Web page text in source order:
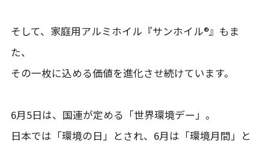
そして、家庭用アルミホイル『サンホイル®』もま
た、
その一枚に込める価値を進化させ続けています。
6月5日は、国連が定める「世界環境デー」。
日本では「環境の日」とされ、6月は「環境月間」と